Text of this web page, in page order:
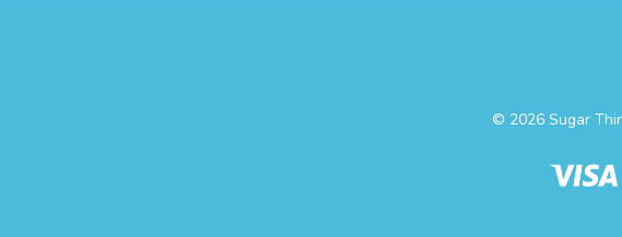
© 2026 Sugar